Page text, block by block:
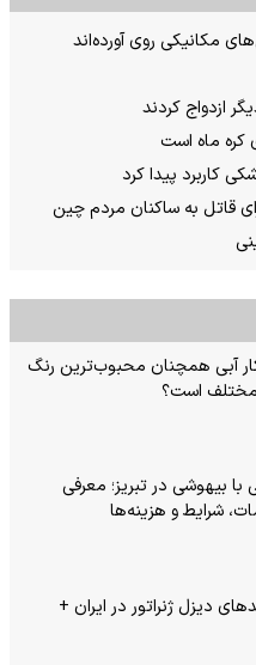
مکانیکی روی آورده‌اند
ازدواج کردند
ماه است
کاربرد پیدا کرد
آبی همچنان محبوب‌ترین رنگ
است؟
با بیهوشی در تبریز؛ معرفی
شرایط و هزینه‌ها
دیزل ژنراتور در ایران +